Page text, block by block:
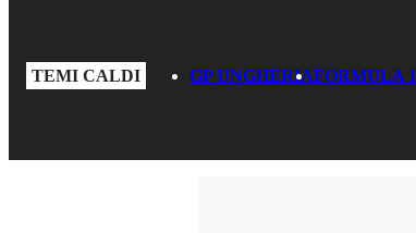
TEMI CALDI GP UNGHERIAFORMULA 1